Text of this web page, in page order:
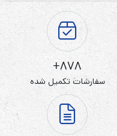
878+
سفارشات تکمیل شده